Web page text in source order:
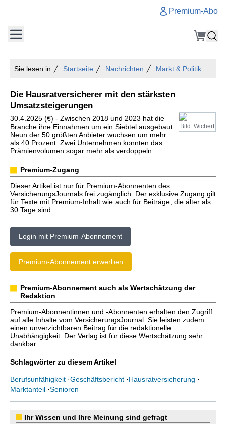
Premium-Abo
Sie lesen in Startseite Nachrichten Markt & Politik
Die Hausratversicherer mit den stärksten
Umsatzsteigerungen
Bild: Wichert
30.4.2025 (€) - Zwischen 2018 und 2023 hat die
Branche ihre Einnahmen um ein Siebtel ausgebaut.
Neun der 50 größten Anbieter wuchsen um mehr
als 40 Prozent. Zwei Unternehmen konnten das
Prämienvolumen sogar mehr als verdoppeln.
Premium-Zugang
Dieser Artikel ist nur für Premium-Abonnenten des
VersicherungsJournals frei zugänglich. Der exklusive Zugang gilt
für Texte mit Premium-Inhalt wie auch für Beiträge, die älter als
30 Tage sind.
Login mit Premium-Abonnement
Premium-Abonnement erwerben
Premium-Abonnement auch als Wertschätzung der
Redaktion
Premium-Abonnentinnen und -Abonnenten erhalten den Zugriff
auf alle Inhalte vom VersicherungsJournal. Sie leisten zudem
einen unverzichtbaren Beitrag für die redaktionelle
Unabhängigkeit. Der Verlag ist für diese Wertschätzung sehr
dankbar.
Schlagwörter zu diesem Artikel
Berufsunfähigkeit ·Geschäftsbericht ·Hausratversicherung ·
Marktanteil ·Senioren
Ihr Wissen und Ihre Meinung sind gefragt